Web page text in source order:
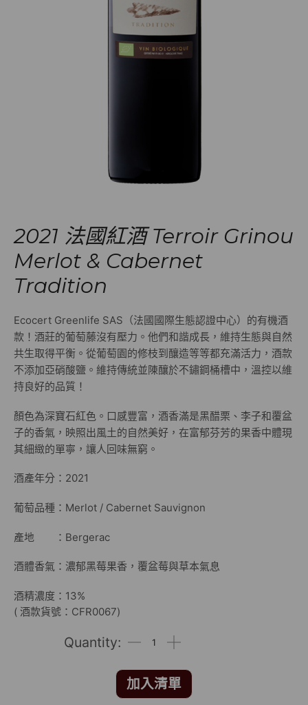
2021 法國紅酒 Terroir Grinou
Merlot & Cabernet
Tradition
Ecocert Greenlife SAS（法國國際生態認證中心）的有機酒
款！酒莊的葡萄藤沒有壓力。他們和諧成長，維持生態與自然
共生取得平衡。從葡萄園的修枝到釀造等等都充滿活力，酒款
不添加亞硝酸鹽。維持傳統並陳釀於不鏽鋼桶槽中，溫控以維
持良好的品質！
顏色為深寶石紅色。口感豐富，酒香滿是黑醋栗、李子和覆盆
子的香氣，映照出風土的自然美好，在富郁芬芳的果香中體現
其細緻的單寧，讓人回味無窮。
酒產年分：2021
葡萄品種：Merlot / Cabernet Sauvignon
產地 ：Bergerac
酒體香氣：濃郁黑莓果香，覆盆莓與草本氣息
酒精濃度：13%
( 酒款貨號：CFR0067)
加入清單